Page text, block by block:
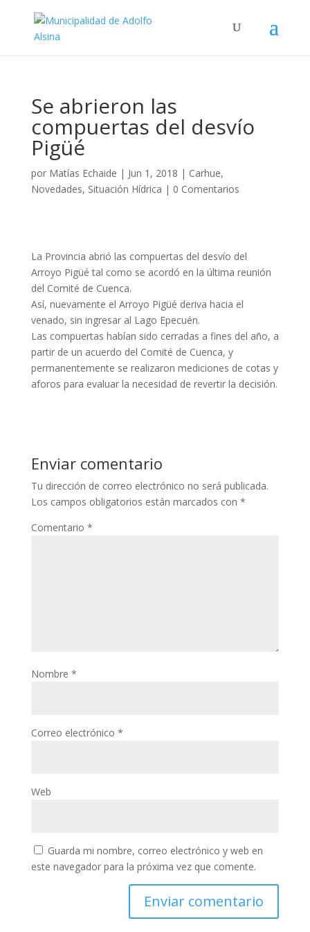
Se abrieron las
compuertas del desvío
Pigüé
por Matías Echaide | Jun 1, 2018 | Carhue,
Novedades, Situación Hídrica | 0 Comentarios
La Provincia abrió las compuertas del desvío del
Arroyo Pigüé tal como se acordó en la última reunión
del Comité de Cuenca.
Así, nuevamente el Arroyo Pigüé deriva hacia el
venado, sin ingresar al Lago Epecuén.
Las compuertas habían sido cerradas a fines del año, a
partir de un acuerdo del Comité de Cuenca, y
permanentemente se realizaron mediciones de cotas y
aforos para evaluar la necesidad de revertir la decisión.
Enviar comentario
Tu dirección de correo electrónico no será publicada.
Los campos obligatorios están marcados con *
Comentario *
Nombre *
Correo electrónico *
Web
Guarda mi nombre, correo electrónico y web en
este navegador para la próxima vez que comente.